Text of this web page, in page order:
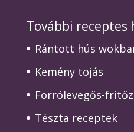
További receptes
Rántott hús
Kemény tojás
Forrólevegős-
Tészta receptek